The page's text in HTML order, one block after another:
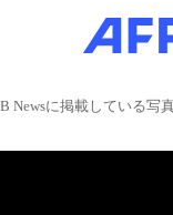
Newsに掲載している写